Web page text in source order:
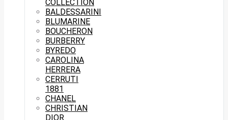
COLLECTION
BALDESSARINI
BLUMARINE
BOUCHERON
BURBERRY
BYREDO
CAROLINA
HERRERA
CERRUTI
1881
CHANEL
CHRISTIAN
DIOR